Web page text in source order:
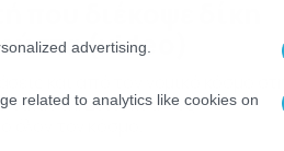
advertising.
related to analytics like cookies on
που διέκοψε δίκη
(video)
Δείτε κι άλλες
όλον τον κόσμο.